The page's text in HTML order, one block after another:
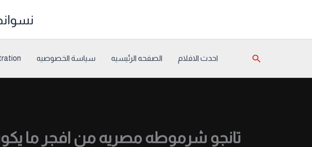
البحث احدث الافلام الصفحه الرئيسيه سياسة الخصوصيه
تانجو شرموطه مصريه من افجر ما